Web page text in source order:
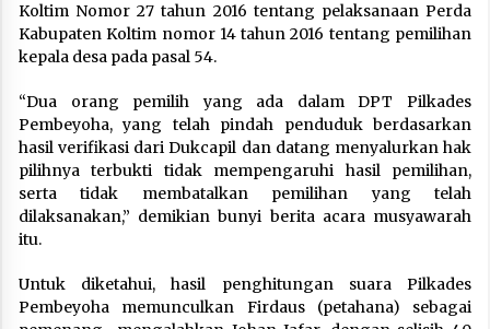
Koltim Nomor 27 tahun 2016 tentang pelaksanaan Perda
Kabupaten Koltim nomor 14 tahun 2016 tentang pemilihan
kepala desa pada pasal 54.
“Dua orang pemilih yang ada dalam DPT Pilkades
Pembeyoha, yang telah pindah penduduk berdasarkan
hasil verifikasi dari Dukcapil dan datang menyalurkan hak
pilihnya terbukti tidak mempengaruhi hasil pemilihan,
serta tidak membatalkan pemilihan yang telah
dilaksanakan,” demikian bunyi berita acara musyawarah
itu.
Untuk diketahui, hasil penghitungan suara Pilkades
Pembeyoha memunculkan Firdaus (petahana) sebagai